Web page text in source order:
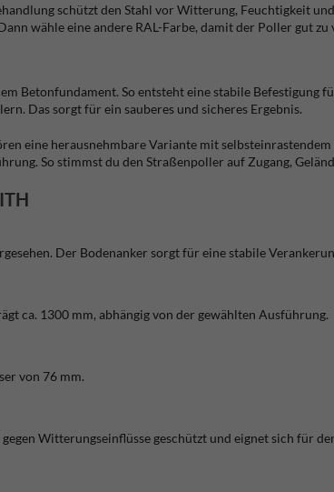
schützt den Stahl vor Witterung, Feuchtigkeit
wähle eine andere RAL-Farbe, damit der Poller gut
Betonfundament. So entsteht eine stabile Befestigung
Das sorgt für ein sauberes und sicheres Ergebnis.
eine herausnehmbare Variante mit
So stimmst du den Straßenpoller auf Zugang,
Der Bodenanker sorgt für eine stabile
ca. 1300 mm, abhängig von der gewählten Ausführung.
von 76 mm.
Witterungseinflüsse geschützt und eignet sich für